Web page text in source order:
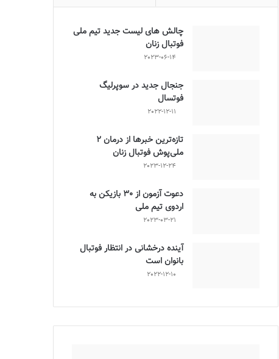
چالش هاى ليست جدید تيم ملى
فوتبال زنان
2023-06-14
جنجال جدید در سوپرلیگ
فوتسال
2022-12-11
تازه‌ترین خبرها از درمان ۲
ملی‌پوش فوتبال زنان
2023-12-24
دعوت آزمون از 30 بازیکن به
اردوی تیم ملی
2023-03-21
آینده درخشانی در انتظار فوتبال
بانوان است
2022-12-10